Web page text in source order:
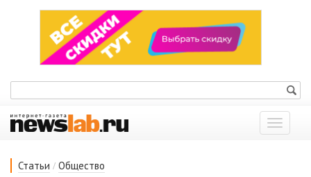
Показать
меню
Статьи / Общество